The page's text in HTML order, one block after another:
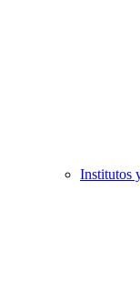
Institutos